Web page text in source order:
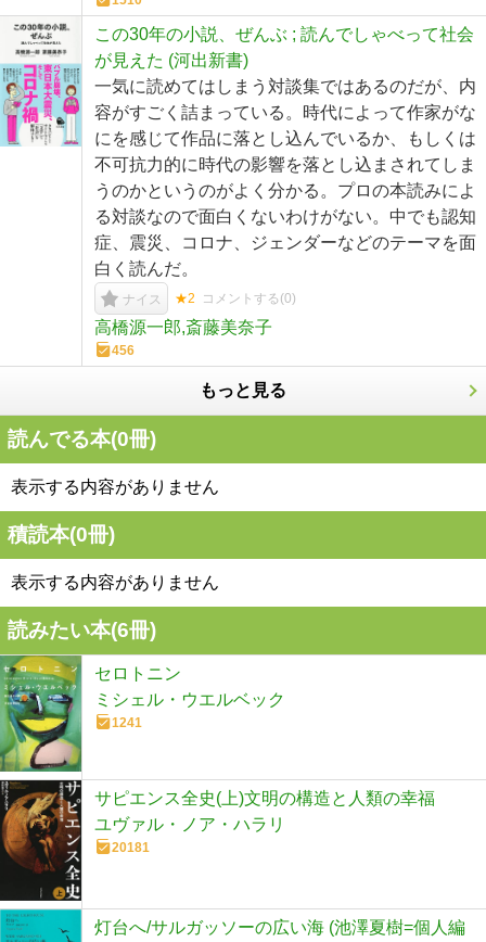
この30年の小説、ぜんぶ ; 読んでしゃべって社会
が見えた (河出新書)
一気に読めてはしまう対談集ではあるのだが、内
容がすごく詰まっている。時代によって作家がな
にを感じて作品に落とし込んでいるか、もしくは
不可抗力的に時代の影響を落とし込まされてしま
うのかというのがよく分かる。プロの本読みによ
る対談なので面白くないわけがない。中でも認知
症、震災、コロナ、ジェンダーなどのテーマを面
白く読んだ。
ナイス ★2 コメントする(0)
高橋源一郎,斎藤美奈子
456
もっと見る
読んでる本(0冊)
表示する内容がありません
積読本(0冊)
表示する内容がありません
読みたい本(6冊)
セロトニン
ミシェル・ウエルベック
1241
サピエンス全史(上)文明の構造と人類の幸福
ユヴァル・ノア・ハラリ
20181
灯台へ/サルガッソーの広い海 (池澤夏樹=個人編